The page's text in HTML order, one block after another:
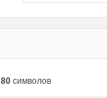
80символов